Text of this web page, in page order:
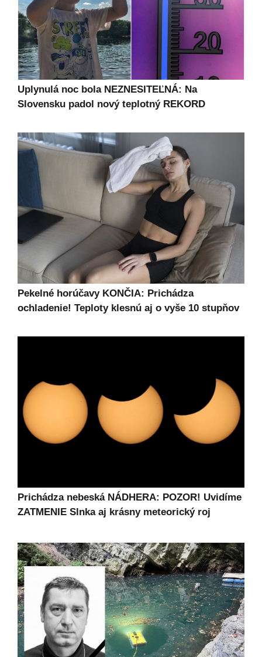
Uplynulá noc bola NEZNESITEĽNÁ: Na
Slovensku padol nový teplotný REKORD
Pekelné horúčavy KONČIA: Prichádza
ochladenie! Teploty klesnú aj o vyše 10 stupňov
Prichádza nebeská NÁDHERA: POZOR! Uvidíme
ZATMENIE Slnka aj krásny meteorický roj